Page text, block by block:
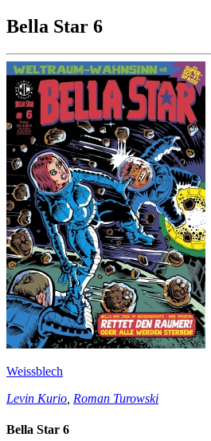
Bella Star 6
Weissblech
Levin Kurio Roman Turowski
Bella Star 6